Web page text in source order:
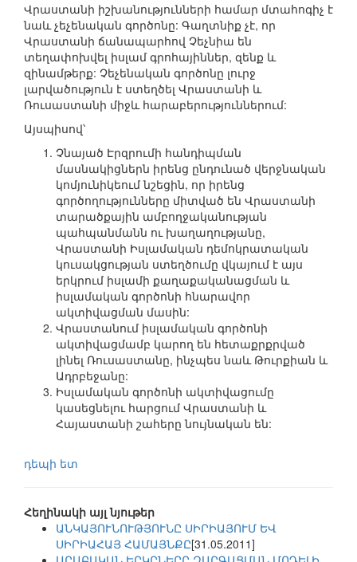
Վրաստանի իշխանությունների համար մտահոգիչ է
նաև չեչենական գործոնը: Գաղտնիք չէ, որ
Վրաստանի ճանապարհով Չեչնիա են
տեղափոխվել իսլամ գրոհայիններ, զենք և
զինամթերք: Չեչենական գործոնը լուրջ
լարվածություն է ստեղծել Վրաստանի և
Ռուսաստանի միջև հարաբերություններում:
Այսպիսով՝
Չնայած Էրզրումի հանդիպման
մասնակիցներն իրենց ընդունած վերջնական
կոմյունիկեում նշեցին, որ իրենց
գործողությունները միտված են Վրաստանի
տարածքային ամբողջականության
պահպանմանն ու խաղաղությանը,
Վրաստանի Իսլամական դեմոկրատական
կուսակցության ստեղծումը վկայում է այս
երկրում իսլամի քաղաքականացման և
իսլամական գործոնի հնարավոր
ակտիվացման մասին:
Վրաստանում իսլամական գործոնի
ակտիվացմամբ կարող են հետաքրքրված
լինել Ռուսաստանը, ինչպես նաև Թուրքիան և
Ադրբեջանը:
Իսլամական գործոնի ակտիվացումը
կասեցնելու հարցում Վրաստանի և
Հայաստանի շահերը նույնական են:
դեպի ետ
Հեղինակի այլ նյութեր
ԱՆԿԱՅՈՒՆՈՒԹՅՈՒՆԸ ՍԻՐԻԱՅՈՒՄ ԵՎ
ՍԻՐԻԱՀԱՅ ՀԱՄԱՅՆՔԸ[31.05.2011]